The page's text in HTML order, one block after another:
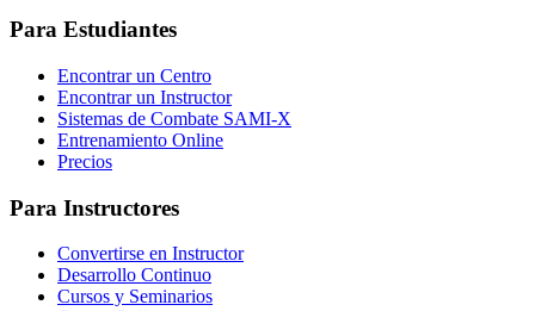
Para Estudiantes
Encontrar un Centro
Encontrar un Instructor
Sistemas de Combate SAMI-X
Entrenamiento Online
Precios
Para Instructores
Convertirse en Instructor
Desarrollo Continuo
Cursos y Seminarios